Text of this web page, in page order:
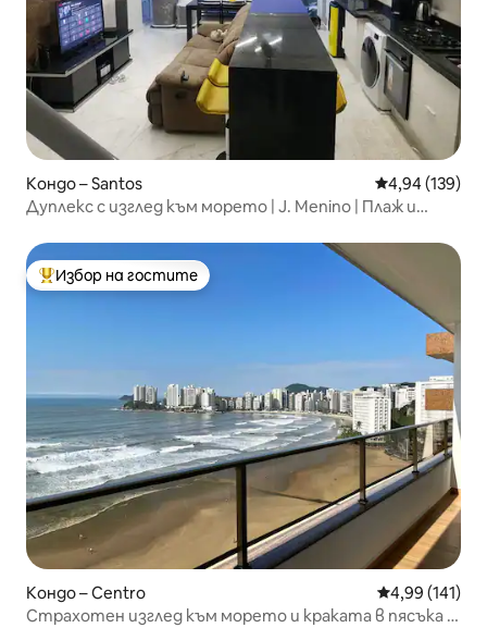
Кондо – Santos Средна
4,94 (139)
Дуплекс с изглед към морето | J. Menino | Плаж и
Най-популярен избор на гостите
Избор на гостите
Кондо – Centro Средна
4,99 (141)
Страхотен изглед към морето и краката в пясъка –